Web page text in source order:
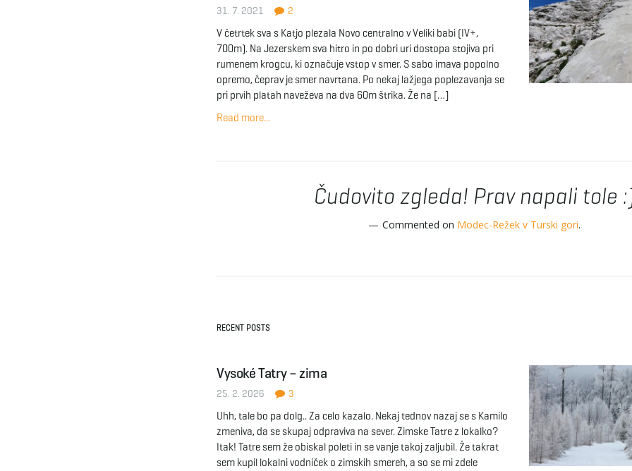
31. 7. 2021 2
V četrtek sva s Katjo plezala Novo centralno v Veliki babi (IV+,
700m). Na Jezerskem sva hitro in po dobri uri dostopa stojiva pri
rumenem krogcu, ki označuje vstop v smer. S sabo imava popolno
opremo, čeprav je smer navrtana. Po nekaj lažjega poplezavanja se
pri prvih platah naveževa na dva 60m štrika. Že na […]
Read more...
Čudovito zgleda! Prav napali tole
Commented on Modec-Režek v Turski gori.
RECENT POSTS
Vysoké Tatry – zima
25. 2. 2026 3
Uhh, tale bo pa dolg.. Za celo kazalo. Nekaj tednov nazaj se s Kamilo
zmeniva, da se skupaj odpraviva na sever. Zimske Tatre z lokalko?
Itak! Tatre sem že obiskal poleti in se vanje takoj zaljubil. Že takrat
sem kupil lokalni vodniček o zimskih smereh, a so se mi zdele